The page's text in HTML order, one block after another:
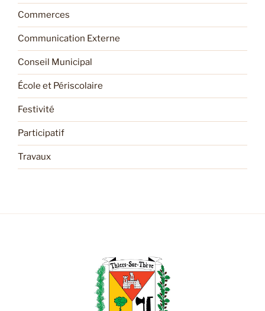
Commerces
Communication Externe
Conseil Municipal
École et Périscolaire
Festivité
Participatif
Travaux